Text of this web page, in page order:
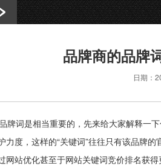
品牌商的品牌
日期：
词是相当重要的，先来给大家解释一
力度，这样的“关键词”往往只有该品牌
网站优化甚至于网站关键词竞价排名获